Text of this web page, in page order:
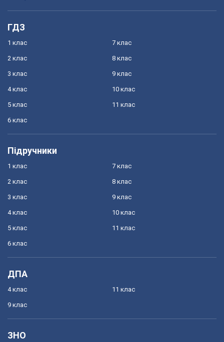
ГДЗ
1 клас
2 клас
3 клас
4 клас
5 клас
6 клас
7 клас
8 клас
9 клас
10 клас
11 клас
Підручники
1 клас
2 клас
3 клас
4 клас
5 клас
6 клас
7 клас
8 клас
9 клас
10 клас
11 клас
ДПА
4 клас
9 клас
11 клас
ЗНО